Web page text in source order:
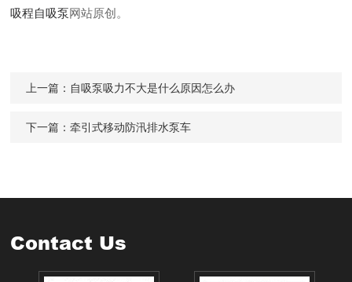
吸程自吸泵网站原创。
上一篇： 自吸泵吸力不大是什么原因怎么办
下一篇：牵引式移动防汛排水泵车
Contact Us